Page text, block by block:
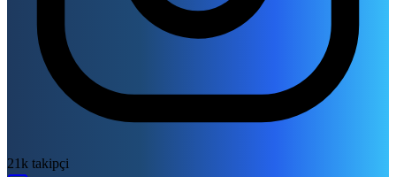
21k takipçi